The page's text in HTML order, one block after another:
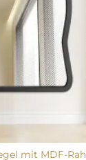
mit MDF-